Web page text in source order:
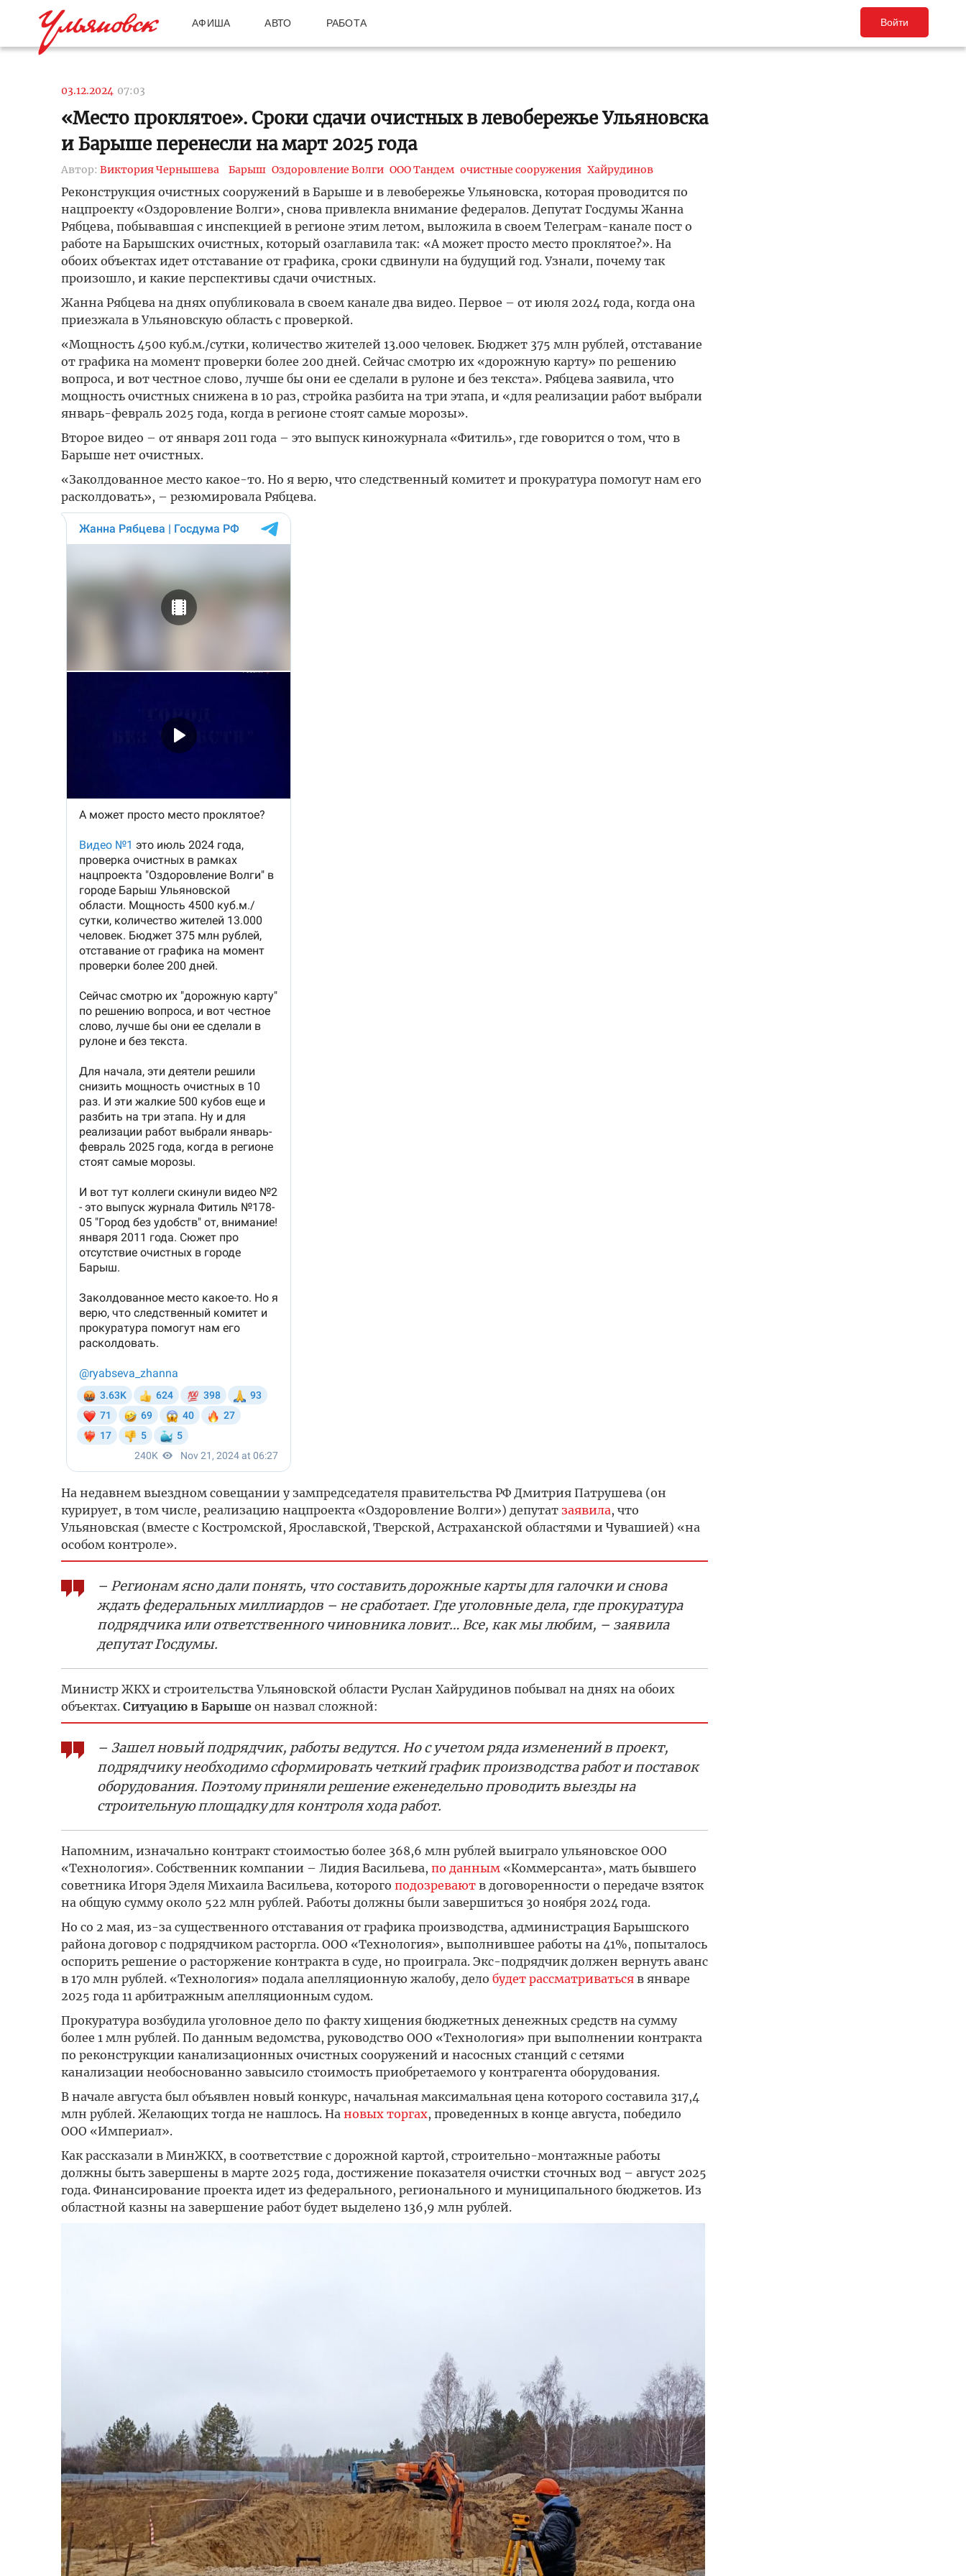
АФИША АВТО РАБОТА Войти
03.12.2024 07:03
«Место проклятое». Сроки сдачи очистных в левобережье Ульяновска
и Барыше перенесли на март 2025 года
Автор: Виктория Чернышева Барыш Оздоровление Волги ООО Тандем очистные сооружения Хайрудинов
Реконструкция очистных сооружений в Барыше и в левобережье Ульяновска, которая проводится по
нацпроекту «Оздоровление Волги», снова привлекла внимание федералов. Депутат Госдумы Жанна
Рябцева, побывавшая с инспекцией в регионе этим летом, выложила в своем Телеграм-канале пост о
работе на Барышских очистных, который озаглавила так: «А может просто место проклятое?». На
обоих объектах идет отставание от графика, сроки сдвинули на будущий год. Узнали, почему так
произошло, и какие перспективы сдачи очистных.
Жанна Рябцева на днях опубликовала в своем канале два видео. Первое – от июля 2024 года, когда она
приезжала в Ульяновскую область с проверкой.
«Мощность 4500 куб.м./сутки, количество жителей 13.000 человек. Бюджет 375 млн рублей, отставание
от графика на момент проверки более 200 дней. Сейчас смотрю их «дорожную карту» по решению
вопроса, и вот честное слово, лучше бы они ее сделали в рулоне и без текста». Рябцева заявила, что
мощность очистных снижена в 10 раз, стройка разбита на три этапа, и «для реализации работ выбрали
январь-февраль 2025 года, когда в регионе стоят самые морозы».
Второе видео – от января 2011 года – это выпуск киножурнала «Фитиль», где говорится о том, что в
Барыше нет очистных.
«Заколдованное место какое-то. Но я верю, что следственный комитет и прокуратура помогут нам его
расколдовать», – резюмировала Рябцева.
На недавнем выездном совещании у зампредседателя правительства РФ Дмитрия Патрушева (он
курирует, в том числе, реализацию нацпроекта «Оздоровление Волги») депутат заявила, что
Ульяновская (вместе с Костромской, Ярославской, Тверской, Астраханской областями и Чувашией) «на
особом контроле».
– Регионам ясно дали понять, что составить дорожные карты для галочки и снова
ждать федеральных миллиардов – не сработает. Где уголовные дела, где прокуратура
подрядчика или ответственного чиновника ловит… Все, как мы любим, – заявила
депутат Госдумы.
Министр ЖКХ и строительства Ульяновской области Руслан Хайрудинов побывал на днях на обоих
объектах. Ситуацию в Барышеон назвал сложной:
– Зашел новый подрядчик, работы ведутся. Но с учетом ряда изменений в проект,
подрядчику необходимо сформировать четкий график производства работ и поставок
оборудования. Поэтому приняли решение еженедельно проводить выезды на
строительную площадку для контроля хода работ.
Напомним, изначально контракт стоимостью более 368,6 млн рублей выиграло ульяновское ООО
«Технология». Собственник компании – Лидия Васильева, по данным«Коммерсанта», мать бывшего
советника Игоря Эделя Михаила Васильева, которого подозреваютв договоренности о передаче взяток
на общую сумму около 522 млн рублей. Работы должны были завершиться 30 ноября 2024 года.
Но со 2 мая, из-за существенного отставания от графика производства, администрация Барышского
района договор с подрядчиком расторгла. ООО «Технология», выполнившее работы на 41%, попыталось
оспорить решение о расторжение контракта в суде, но проиграла. Экс-подрядчик должен вернуть аванс
в 170 млн рублей. «Технология» подала апелляционную жалобу, дело будет рассматриватьсяв январе
2025 года 11 арбитражным апелляционным судом.
Прокуратура возбудила уголовное дело по факту хищения бюджетных денежных средств на сумму
более 1 млн рублей. По данным ведомства, руководство ООО «Технология» при выполнении контракта
по реконструкции канализационных очистных сооружений и насосных станций с сетями
канализации необоснованно завысило стоимость приобретаемого у контрагента оборудования.
В начале августа был объявлен новый конкурс, начальная максимальная цена которого составила 317,4
млн рублей. Желающих тогда не нашлось. На новых торгах, проведенных в конце августа, победило
ООО «Империал».
Как рассказали в МинЖКХ, в соответствие с дорожной картой, строительно-монтажные работы
должны быть завершены в марте 2025 года, достижение показателя очистки сточных вод – август 2025
года. Финансирование проекта идет из федерального, регионального и муниципального бюджетов. Из
областной казны на завершение работ будет выделено 136,9 млн рублей.